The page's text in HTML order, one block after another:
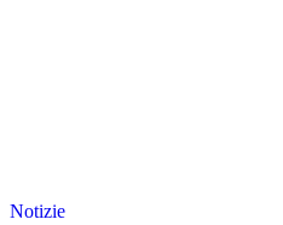
Notizie